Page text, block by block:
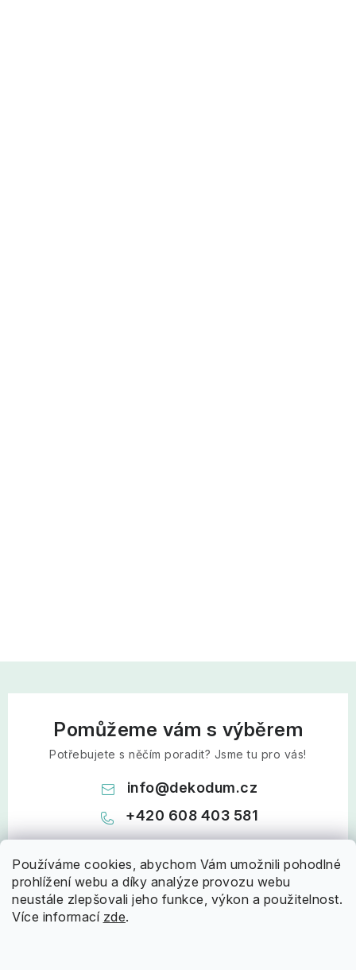
Používáme cookies, abychom Vám umožnili pohodlné
prohlížení webu a díky analýze provozu webu
neustále zlepšovali jeho funkce, výkon a použitelnost.
Více informací zde.
Pomůžeme vám s výběrem
Potřebujete s něčím poradit? Jsme tu pro vás!
info@dekodum.cz
+420 608 403 581